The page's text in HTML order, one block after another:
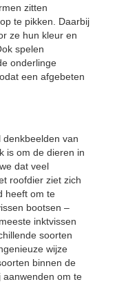
zitten
te pikken. Daarbij
ze hun kleur en
spelen
onderlinge
een afgebeten
denkbeelden van
is om de dieren in
dat veel
roofdier ziet zich
heeft om te
bootsen –
inktvissen
soorten
wijze
binnen de
aanwenden om te